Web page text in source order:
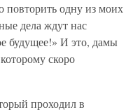
повторить одну из моих
дела ждут нас
будущее!» И это, дамы
скоро
проходил в